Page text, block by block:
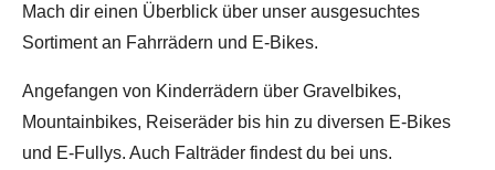
Mach dir einen Überblick über unser ausgesuchtes
Sortiment an Fahrrädern und E-Bikes.
Angefangen von Kinderrädern über Gravelbikes,
Mountainbikes, Reiseräder bis hin zu diversen E-Bikes
und E-Fullys. Auch Falträder findest du bei uns.